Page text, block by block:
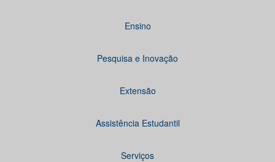
Ensino
Pesquisa e Inovação
Extensão
Assistência Estudantil
Serviços